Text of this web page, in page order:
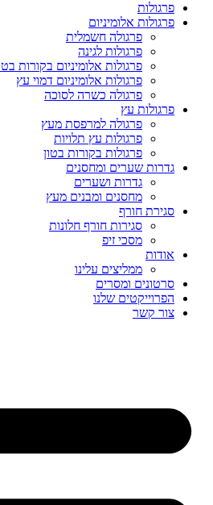
פרגולות
פרגולות אלומיניום
פרגולה חשמלית
פרגולות לגינה
פרגולות אלומיניום בקורות בטון
פרגולות אלומיניום דמוי עץ
פרגולה כשרה לסוכה
פרגולות עץ
פרגולה למרפסת מעץ
פרגולות עץ תלויות
פרגולות בקורות בטון
גדרות שערים ומחסנים
גדרות ושערים
מחסנים ומבנים מעץ
סגירת חורף
סגירות חורף חלונות
מסכי זיפ
אודות
ממליצים עלינו
סרטונים ומסרים
הפרוייקטים שלנו
צור קשר